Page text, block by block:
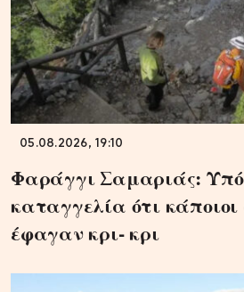
05.08.2026, 19:10
Φαράγγι Σαμαριάς: Υπό
καταγγελία ότι
έφαγαν κρι- κρι